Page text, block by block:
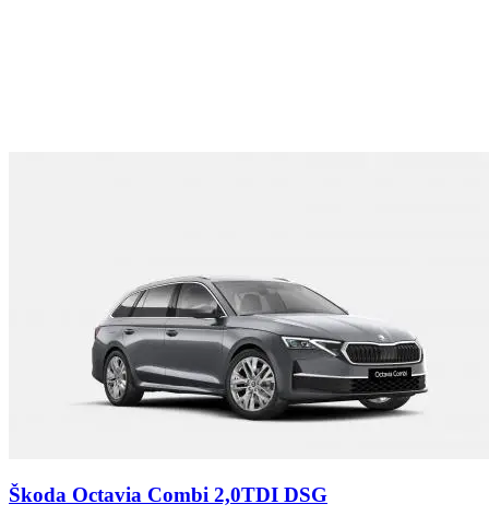
Škoda Octavia Combi 2,0TDI DSG